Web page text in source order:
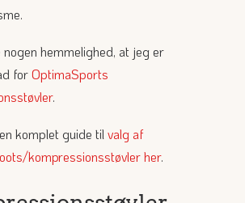
hemmelighed, at jeg er
forOptimaSports
.
komplet guide til valg af
kompressionsstøvler her.